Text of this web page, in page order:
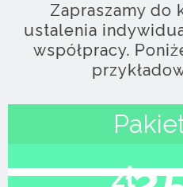
Zapraszamy do
ustalenia
współpracy.
zł